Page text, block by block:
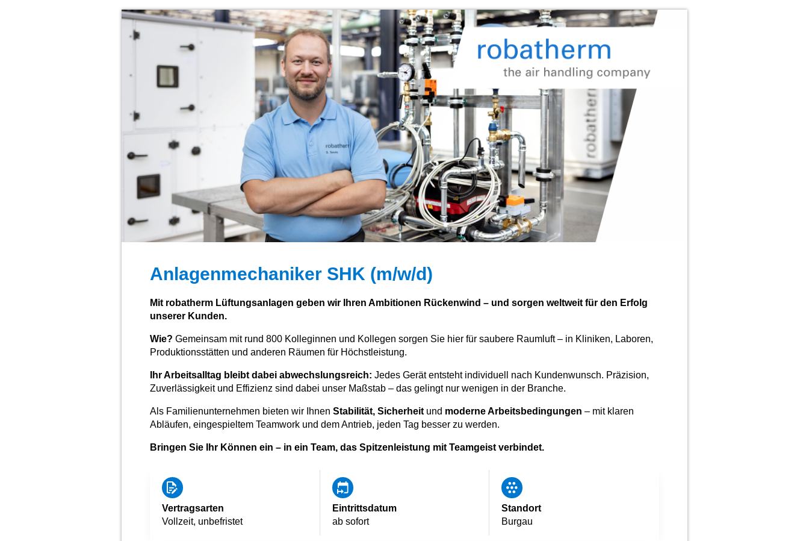
Anlagenmechaniker SHK (m/w/d)
Mit robatherm Lüftungsanlagen geben wir Ihren Ambitionen Rückenwind – und sorgen weltweit für den Erfolg
unserer Kunden.
Wie? Gemeinsam mit rund 800 Kolleginnen und Kollegen sorgen Sie hier für saubere Raumluft – in Kliniken, Laboren,
Produktionsstätten und anderen Räumen für Höchstleistung.
Ihr Arbeitsalltag bleibt dabei abwechslungsreich: Jedes Gerät entsteht individuell nach Kundenwunsch. Präzision,
Zuverlässigkeit und Effizienz sind dabei unser Maßstab – das gelingt nur wenigen in der Branche.
Als Familienunternehmen bieten wir Ihnen Stabilität, Sicherheit und moderne Arbeitsbedingungen – mit klaren
Abläufen, eingespieltem Teamwork und dem Antrieb, jeden Tag besser zu werden.
Bringen Sie Ihr Können ein – in ein Team, das Spitzenleistung mit Teamgeist verbindet.
Vertragsarten
Vollzeit, unbefristet
Eintrittsdatum
ab sofort
Standort
Burgau